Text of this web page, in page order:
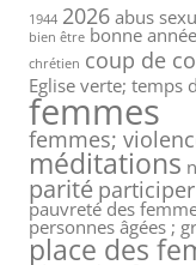
1944 2026 abus
bien être bonne
chrétien coup de
Eglise verte; temps
femmes
femmes;
méditations
parité participer
pauvreté des
personnes âgées ;
place des